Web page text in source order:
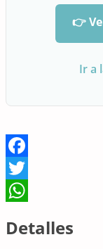
👉
Ir a
Facebook
Twitter
Detalles